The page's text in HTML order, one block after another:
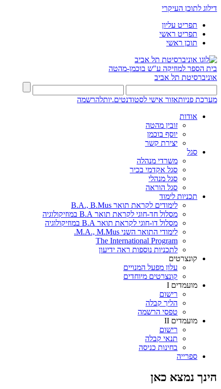
דילוג לתוכן העיקרי
תפריט עליון
תפריט ראשי
תוכן ראשי
בית הספר למוזיקה ע"ש בוכמן-מהטה
אוניברסיטת תל אביב
מערכת פניותאזור אישי לסטודנטים.יותלהרשמה
אודות
זובין מהטה
יוסף בוכמן
יצירת קשר
סגל
משרדי מנהלה
סגל אקדמי בכיר
סגל מנהלי
סגל הוראה
תכניות לימוד
לימודים לקראת תואר B.A., B.Mus
מסלול חד-חוגי לקראת תואר B.A במוזיקולוגיה
מסלול דו-חוגי לקראת תואר B.A במוזיקולוגיה
לימודי התואר השני M.A., M.Mus.
The International Program
לתכניות נוספות ראה ידיעון
קונצרטים
עלון מפעל המנויים
קונצרטים מיוחדים
מועמדים I
רישום
הליך קבלה
טפסי הרשמה
מועמדים II
רישום
תנאי קבלה
בחינות כניסה
ספרייה
הינך נמצא כאן